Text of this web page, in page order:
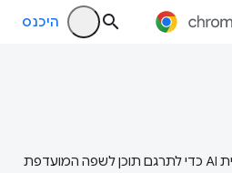
היכנס
‫Google משתמשת בטכנולוגיית AI כדי לתרגם תוכן לשפה המועדפת